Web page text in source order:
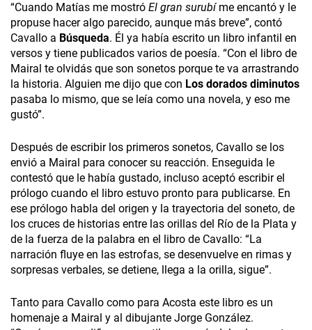
“Cuando Matías me mostró El gran surubíme encantó y le
propuse hacer algo parecido, aunque más breve”, contó
Cavallo a Búsqueda. Él ya había escrito un libro infantil en
versos y tiene publicados varios de poesía. “Con el libro de
Mairal te olvidás que son sonetos porque te va arrastrando
la historia. Alguien me dijo que con Los dorados diminutos
pasaba lo mismo, que se leía como una novela, y eso me
gustó”.
Después de escribir los primeros sonetos, Cavallo se los
envió a Mairal para conocer su reacción. Enseguida le
contestó que le había gustado, incluso aceptó escribir el
prólogo cuando el libro estuvo pronto para publicarse. En
ese prólogo habla del origen y la trayectoria del soneto, de
los cruces de historias entre las orillas del Río de la Plata y
de la fuerza de la palabra en el libro de Cavallo: “La
narración fluye en las estrofas, se desenvuelve en rimas y
sorpresas verbales, se detiene, llega a la orilla, sigue”.
Tanto para Cavallo como para Acosta este libro es un
homenaje a Mairal y al dibujante Jorge González.